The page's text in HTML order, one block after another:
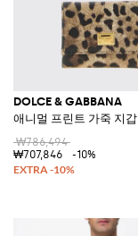
DOLCE & GABBANA
애니멀 프린트 가죽 지갑
₩786,494
₩707,846
-10%